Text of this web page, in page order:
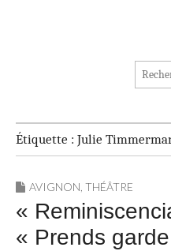
Étiquette : Julie
AVIGNON, THÉÂTRE
«
« Prends